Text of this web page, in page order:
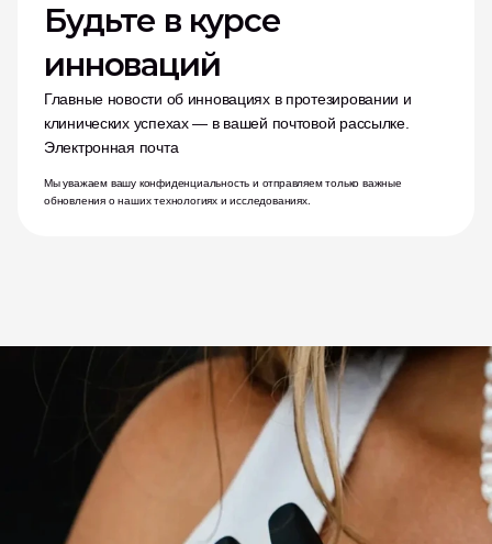
Будьте в курсе
инноваций
Главные новости об инновациях в протезировании и
клинических успехах — в вашей почтовой рассылке.
Электронная почта
Мы уважаем вашу конфиденциальность и отправляем только важные
обновления о наших технологиях и исследованиях.